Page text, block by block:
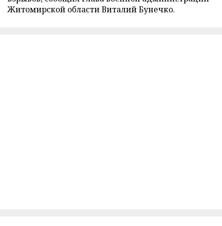
Житомирской области Виталий Бунечко.